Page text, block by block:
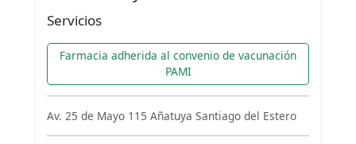
Servicios
Farmacia adherida al convenio de vacunación
PAMI
Av. 25 de Mayo 115 Añatuya Santiago del Estero